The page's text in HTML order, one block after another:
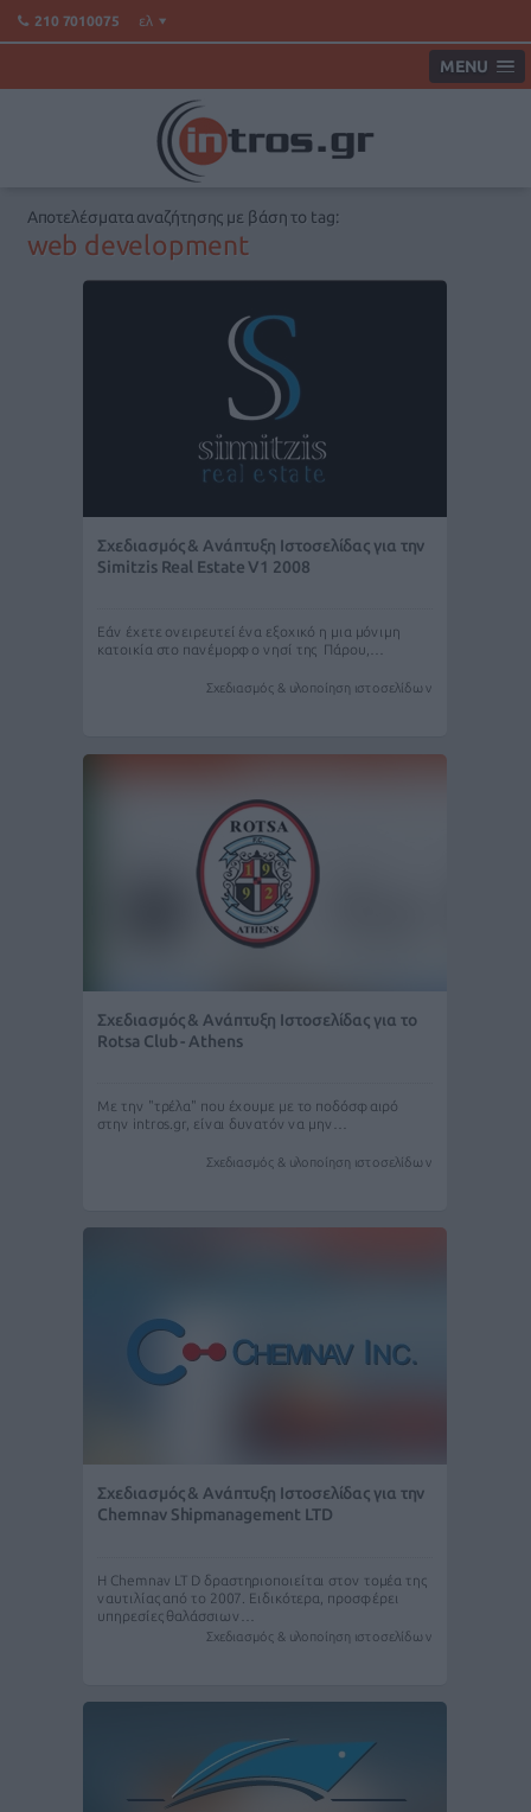
210 7010075 ελ
MENU
Αποτελέσματα αναζήτησης με βάση το tag:
web development
Σχεδιασμός & Ανάπτυξη Ιστοσελίδας για την
Simitzis Real Estate V1 2008
Εάν έχετε ονειρευτεί ένα εξοχικό η μια μόνιμη
κατοικία στο πανέμορφο νησί της Πάρου,…
Σχεδιασμός & υλοποίηση ιστοσελίδων
Σχεδιασμός & Ανάπτυξη Ιστοσελίδας για το
Rotsa Club - Athens
Με την "τρέλα" που έχουμε με το ποδόσφαιρό
στην intros.gr, είναι δυνατόν να μην…
Σχεδιασμός & υλοποίηση ιστοσελίδων
Σχεδιασμός & Ανάπτυξη Ιστοσελίδας για την
Chemnav Shipmanagement LTD
Η Chemnav LTD δραστηριοποιείται στον τομέα της
ναυτιλίας από το 2007. Ειδικότερα, προσφέρει
υπηρεσίες θαλάσσιων…
Σχεδιασμός & υλοποίηση ιστοσελίδων